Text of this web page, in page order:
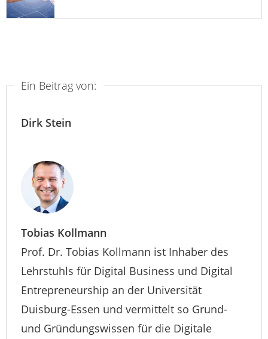
Ein Beitrag von:
Dirk Stein
Tobias Kollmann
Prof. Dr. Tobias Kollmann ist Inhaber des
Lehrstuhls für Digital Business und Digital
Entrepreneurship an der Universität
Duisburg-Essen und vermittelt so Grund-
und Gründungswissen für die Digitale